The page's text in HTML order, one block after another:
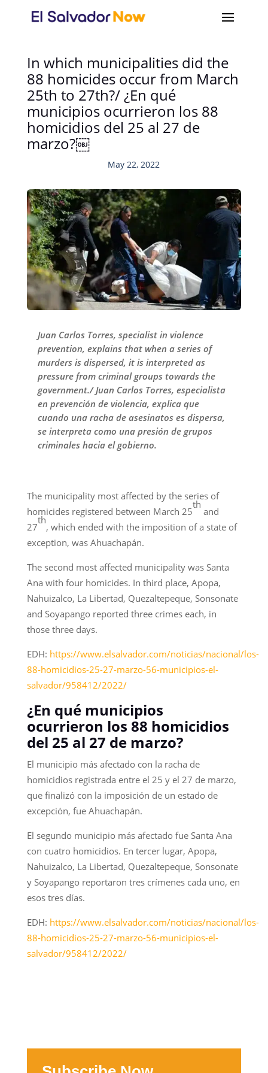
In which municipalities did the
88 homicides occur from March
25th to 27th?/ ¿En qué
municipios ocurrieron los 88
homicidios del 25 al 27 de
marzo?￼
May 22, 2022
Juan Carlos Torres, specialist in violence
prevention, explains that when a series of
murders is dispersed, it is interpreted as
pressure from criminal groups towards the
government./ Juan Carlos Torres, especialista
en prevención de violencia, explica que
cuando una racha de asesinatos es dispersa,
se interpreta como una presión de grupos
criminales hacia el gobierno.
The municipality most affected by the series of
homicides registered between March 25
th
and
27
th
, which ended with the imposition of a state of
exception, was Ahuachapán.
The second most affected municipality was Santa
Ana with four homicides. In third place, Apopa,
Nahuizalco, La Libertad, Quezaltepeque, Sonsonate
and Soyapango reported three crimes each, in
those three days.
EDH: https://www.elsalvador.com/noticias/nacional/los-
88-homicidios-25-27-marzo-56-municipios-el-
salvador/958412/2022/
¿En qué municipios
ocurrieron los 88 homicidios
del 25 al 27 de marzo?
El municipio más afectado con la racha de
homicidios registrada entre el 25 y el 27 de marzo,
que finalizó con la imposición de un estado de
excepción, fue Ahuachapán.
El segundo municipio más afectado fue Santa Ana
con cuatro homicidios. En tercer lugar, Apopa,
Nahuizalco, La Libertad, Quezaltepeque, Sonsonate
y Soyapango reportaron tres crímenes cada uno, en
esos tres días.
EDH: https://www.elsalvador.com/noticias/nacional/los-
88-homicidios-25-27-marzo-56-municipios-el-
salvador/958412/2022/